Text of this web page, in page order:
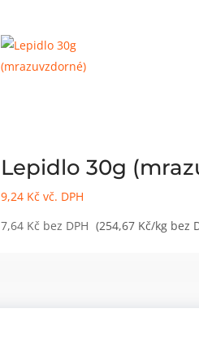
Lepidlo 30g
9,24 Kč vč. DPH
7,64 Kč bez DPH (254,67 Kč/kg bez